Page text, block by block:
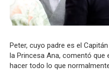
Peter, cuyo padre es el
la Princesa Ana, comentó que
hacer todo lo que